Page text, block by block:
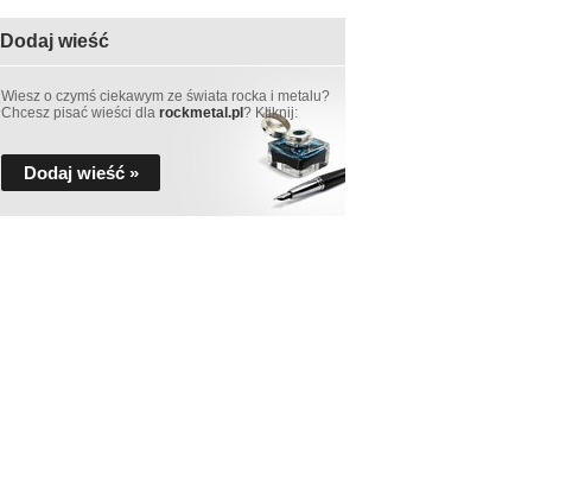
Dodaj wieść
Wiesz o czymś ciekawym ze świata rocka i metalu?
Chcesz pisać wieści dla rockmetal.pl ? Kliknij:
Dodaj wieść »